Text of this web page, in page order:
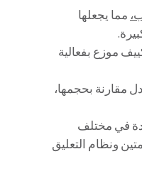
مما يجعلها
موزع بفعالية
مقارنة بحجمها،
في مختلف
ونظام التعليق